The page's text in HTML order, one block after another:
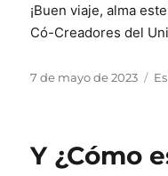
¡Buen viaje, alma
Có-Creadores del
Publicado
7 de mayo de 2023
Y ¿Cómo